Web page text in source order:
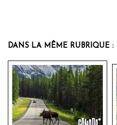
DANS LA MÊME RUBRIQUE :